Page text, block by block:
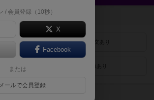
紹介文あり
画像あり
/ 会員登録（10秒）
X
Facebook
または
メールで会員登録